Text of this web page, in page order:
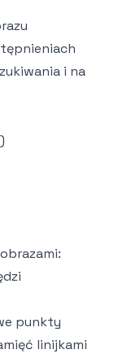
i na
punkty
linijkami